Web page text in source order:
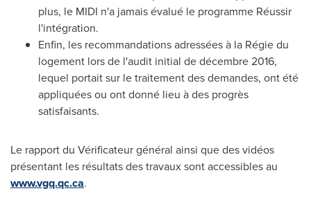
plus, le MIDI n'a jamais évalué le programme Réussir
l'intégration.
Enfin, les recommandations adressées à la Régie du
logement lors de l'audit initial de décembre 2016,
lequel portait sur le traitement des demandes, ont été
appliquées ou ont donné lieu à des progrès
satisfaisants.
Le rapport du Vérificateur général ainsi que des vidéos
présentant les résultats des travaux sont accessibles au
www.vgq.qc.ca.